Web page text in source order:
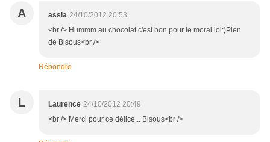
A assia 24/10/2012 20:53
<br /> Hummm au chocolat c'est bon pour le moral lol:)Plen
de Bisous<br />
Répondre
L Laurence 24/10/2012 20:49
<br /> Merci pour ce délice... Bisous<br />